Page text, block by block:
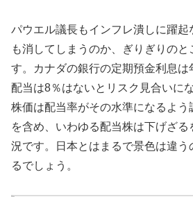
パウエル議長もインフレ潰しに躍起
も消してしまうのか、ぎりぎりのと
す。カナダの銀行の定期預金利息
配当は8％はないとリスク見合いに
株価は配当率がその水準になるよ
を含め、いわゆる配当株は下げざ
況です。日本とはまるで景色は違う
るでしょう。